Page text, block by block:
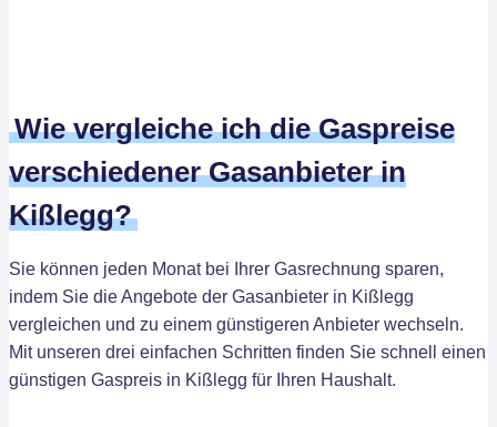
Wie vergleiche ich die Gaspreise
verschiedener Gasanbieter in
Kißlegg?
Sie können jeden Monat bei Ihrer Gasrechnung sparen,
indem Sie die Angebote der Gasanbieter in Kißlegg
vergleichen und zu einem günstigeren Anbieter wechseln.
Mit unseren drei einfachen Schritten finden Sie schnell einen
günstigen Gaspreis in Kißlegg für Ihren Haushalt.